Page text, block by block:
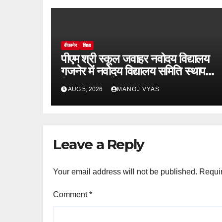
बीकानेर शिक्षा
पीएम श्री स्कूल जवाहर नवोदय विद्यालय
गजनेर में नवोदय विद्यालय समिति स्थापना
दिवस का आयोजन
AUG 5, 2026 MANOJ VYAS
Leave a Reply
Your email address will not be published.
Comment*